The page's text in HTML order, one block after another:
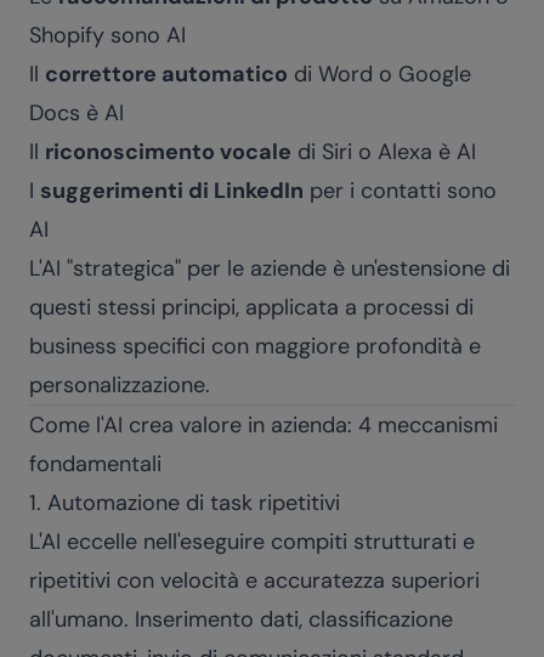
Shopify sono AI
Il correttore automatico di Word o Google
Docs è AI
Il riconoscimento vocale di Siri o Alexa è AI
I suggerimenti di LinkedIn per i contatti sono
AI
L'AI "strategica" per le aziende è un'estensione di
questi stessi principi, applicata a processi di
business specifici con maggiore profondità e
personalizzazione.
Come l'AI crea valore in azienda: 4 meccanismi
fondamentali
1. Automazione di task ripetitivi
L'AI eccelle nell'eseguire compiti strutturati e
ripetitivi con velocità e accuratezza superiori
all'umano. Inserimento dati, classificazione